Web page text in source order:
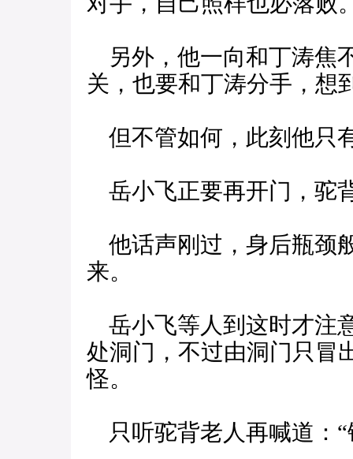
另外，他一向和丁涛焦
关，也要和丁涛分手，想
但不管如何，此刻他只
岳小飞正要再开门，驼
他话声刚过，身后瓶颈
来。
岳小飞等人到这时才注
处洞门，不过由洞门只冒
怪。
只听驼背老人再喊道：